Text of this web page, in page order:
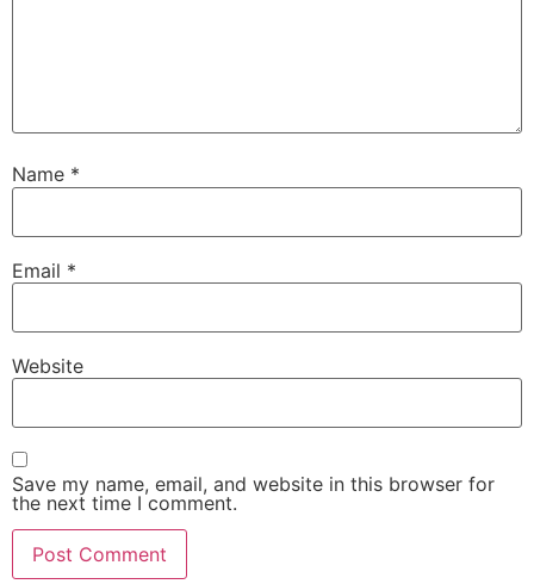
Name *
Email *
Website
Save my name, email, and website in this browser for
the next time I comment.